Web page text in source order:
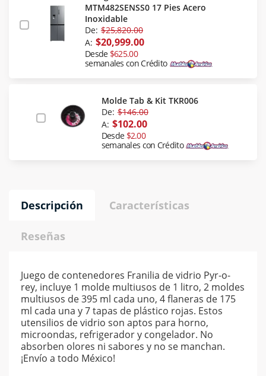
MTM482SENSS0 17 Pies Acero
Inoxidable
De: $25,820.00
A: $20,999.00
Desde $625.00
semanales con Crédito
Molde Tab & Kit TKR006
De: $146.00
A: $102.00
Desde $2.00
semanales con Crédito
Descripción Características
Reseñas
Juego de contenedores Franilia de vidrio Pyr-o-
rey, incluye 1 molde multiusos de 1 litro, 2 moldes
multiusos de 395 ml cada uno, 4 flaneras de 175
ml cada una y 7 tapas de plástico rojas. Estos
utensilios de vidrio son aptos para horno,
microondas, refrigerador y congelador. No
absorben olores ni sabores y no se manchan.
¡Envío a todo México!